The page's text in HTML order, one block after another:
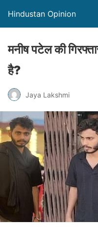
Hindustan Opinion
मनीष पटेल की
है?
Jaya Lakshmi